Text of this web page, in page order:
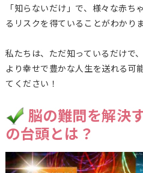
「知らないだけ」で、様々な赤
るリスクを得ていることがわかりま
私たちは、ただ知っているだけで
より幸せで豊かな人生を送れる可
てください！
脳の難問を解決
の台頭とは？